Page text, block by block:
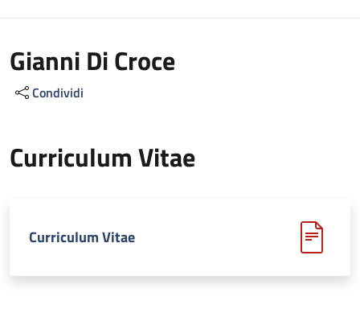
Gianni Di Croce
Condividi
Curriculum Vitae
Curriculum Vitae